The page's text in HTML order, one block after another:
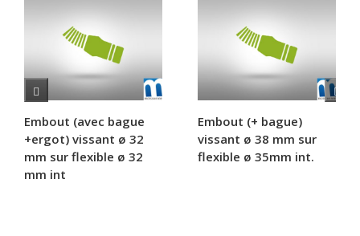
Embout (avec bague
+ergot) vissant ø 32
mm sur flexible ø 32
mm int
Embout (+ bague)
vissant ø 38 mm sur
flexible ø 35mm int.